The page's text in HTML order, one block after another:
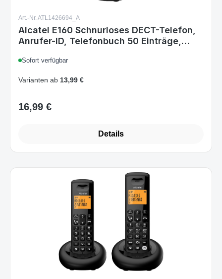
Art.-Nr. ATL1426694_A
Alcatel E160 Schnurloses DECT-Telefon,
Anrufer-ID, Telefonbuch 50 Einträge,
Display, NiMH-Akku 300 mAh, 10 h
Gesprächszeit, Schwarz/Weiß
Sofort verfügbar
Varianten ab 13,99 €
Regulärer Preis:
16,99 €
Details